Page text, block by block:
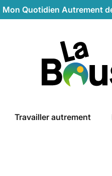
Mon Quotidien Autrement
Travailler autrement